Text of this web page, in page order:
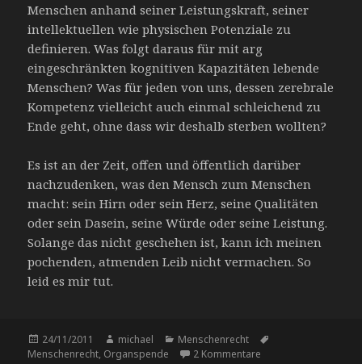
Menschen anhand seiner Leistungskraft, seiner
intellektuellen wie physischen Potenziale zu
definieren. Was folgt daraus für mit arg
eingeschränkten kognitiven Kapazitäten lebende
Menschen? Was für jeden von uns, dessen zerebrale
Kompetenz vielleicht auch einmal schleichend zu
Ende geht, ohne dass wir deshalb sterben wollten?
Es ist an der Zeit, offen und öffentlich darüber
nachzudenken, was den Mensch zum Menschen
macht: sein Hirn oder sein Herz, seine Qualitäten
oder sein Dasein, seine Würde oder seine Leistung.
Solange das nicht geschehen ist, kann ich meinen
pochenden, atmenden Leib nicht vermachen. So
leid es mir tut.
Veröffentlicht
am
24/11/2011 Autor
michael Kategorien
Menschenrecht
Menschenrecht, Organspende 2 Kommentare